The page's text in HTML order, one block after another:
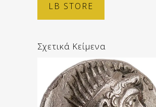
LB STORE
Σχετικά Κείμενα